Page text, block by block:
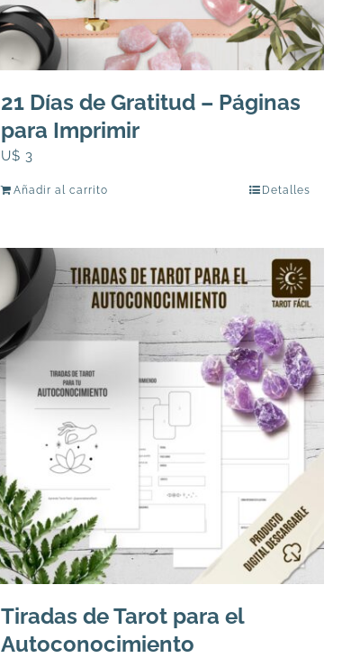
21 Días de Gratitud – Páginas
para Imprimir
U$ 3
Añadir al carrito Detalles
Tiradas de Tarot para el
Autoconocimiento